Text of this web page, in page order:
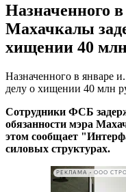
Назначенного
Махачкалы
хищении 40
Назначенного в январе
делу о хищении 40 млн
Сотрудники ФСБ
обязанности мэра
этом сообщает
силовых структурах.